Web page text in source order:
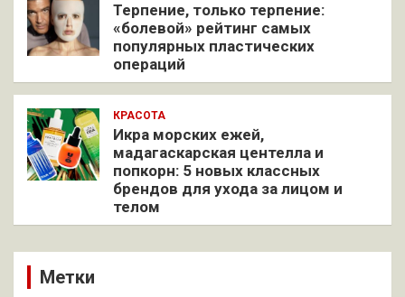
Терпение, только терпение:
«болевой» рейтинг самых
популярных пластических
операций
КРАСОТА
Икра морских ежей,
мадагаскарская центелла и
попкорн: 5 новых классных
брендов для ухода за лицом и
телом
Метки